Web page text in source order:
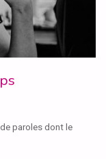
paroles dont le